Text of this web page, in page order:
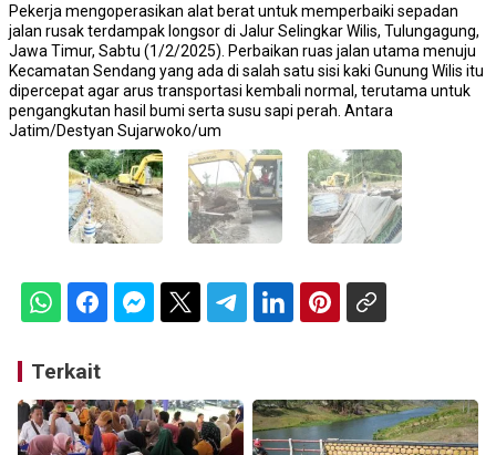
Pekerja mengoperasikan alat berat untuk memperbaiki sepadan
jalan rusak terdampak longsor di Jalur Selingkar Wilis, Tulungagung,
Jawa Timur, Sabtu (1/2/2025). Perbaikan ruas jalan utama menuju
Kecamatan Sendang yang ada di salah satu sisi kaki Gunung Wilis itu
dipercepat agar arus transportasi kembali normal, terutama untuk
pengangkutan hasil bumi serta susu sapi perah. Antara
Jatim/Destyan Sujarwoko/um
Terkait